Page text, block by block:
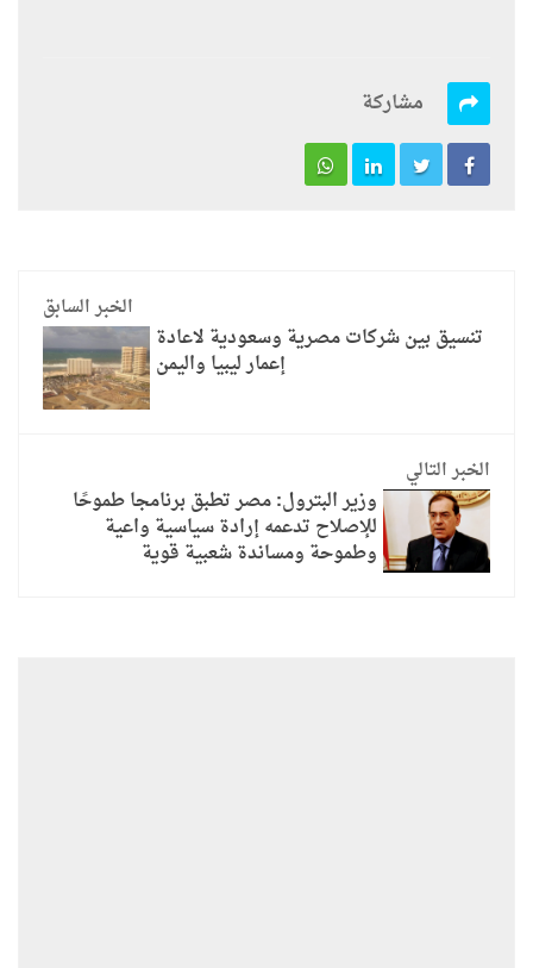
مشاركة
الخبر السابق
تنسيق بين شركات مصرية وسعودية لاعادة
إعمار ليبيا واليمن
الخبر التالي
وزير البترول: مصر تطبق برنامجا طموحًا
للإصلاح تدعمه إرادة سياسية واعية
وطموحة ومساندة شعبية قوية